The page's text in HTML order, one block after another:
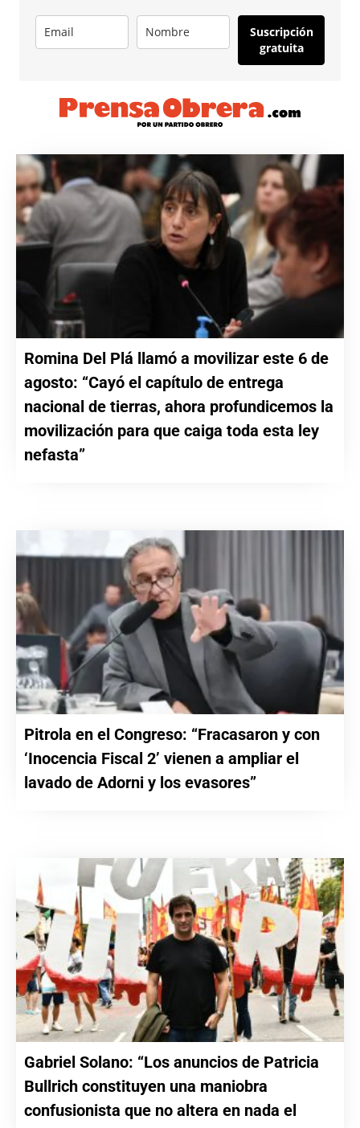
Suscripción
gratuita
Romina Del Plá llamó a movilizar este 6 de
agosto: “Cayó el capítulo de entrega
nacional de tierras, ahora profundicemos la
movilización para que caiga toda esta ley
nefasta”
Pitrola en el Congreso: “Fracasaron y con
‘Inocencia Fiscal 2’ vienen a ampliar el
lavado de Adorni y los evasores”
Gabriel Solano: “Los anuncios de Patricia
Bullrich constituyen una maniobra
confusionista que no altera en nada el